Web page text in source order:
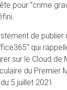
pour "crime
de publier
qui
sur le Cloud de
du Premier
5 juillet 2021.